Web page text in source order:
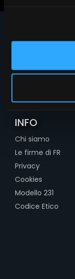
INFO
Chi siamo
Le firme di FR
Privacy
Cookies
Modello 231
Codice Etico